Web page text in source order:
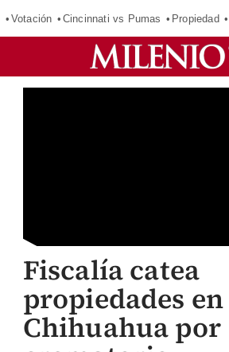
Votación Cincinnati vs Pumas Propiedad
Fiscalía catea
propiedades en
Chihuahua por